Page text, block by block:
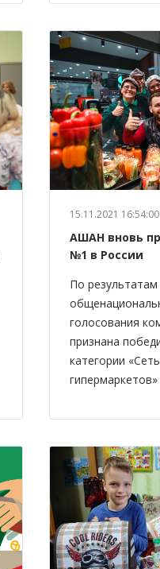
15.11.2021 16:54:00
АШАН вновь
№1 в России
По результатам
голосования
признана
категории «Сеть